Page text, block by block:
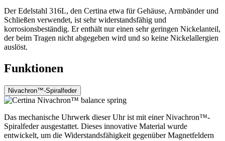
Der Edelstahl 316L, den Certina etwa für Gehäuse, Armbänder und
Schließen verwendet, ist sehr widerstandsfähig und
korrosionsbeständig. Er enthält nur einen sehr geringen Nickelanteil,
der beim Tragen nicht abgegeben wird und so keine Nickelallergien
auslöst.
Funktionen
Nivachron™-Spiralfeder
Das mechanische Uhrwerk dieser Uhr ist mit einer Nivachron™-
Spiralfeder ausgestattet. Dieses innovative Material wurde
entwickelt, um die Widerstandsfähigkeit gegenüber Magnetfeldern